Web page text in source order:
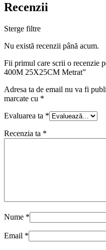
Recenzii
Sterge filtre
Nu există recenzii până acum.
Fii primul care scrii o recenzie
400M 25X25CM Metrat”
Adresa ta de email nu va fi
marcate cu *
Evaluarea ta *
Recenzia ta *
Nume *
Email *